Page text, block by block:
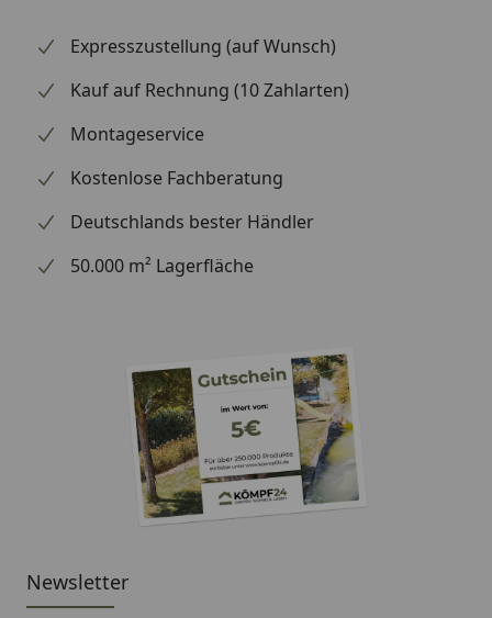
Expresszustellung (auf Wunsch)
Kauf auf Rechnung (10 Zahlarten)
Montageservice
Kostenlose Fachberatung
Deutschlands bester Händler
50.000 m² Lagerfläche
Newsletter